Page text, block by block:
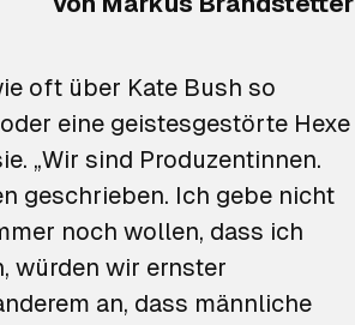
oft über Kate Bush so
eine geistesgestörte Hexe
„Wir sind Produzentinnen.
geschrieben. Ich gebe nicht
noch wollen, dass ich
würden wir ernster
an, dass männliche